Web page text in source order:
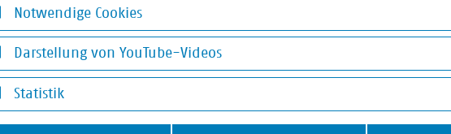
Notwendige Cookies
Notwendige Cookies
Darstellung von YouTube-Videos
Darstellung von YouTube-Videos
Statistik
Statistik